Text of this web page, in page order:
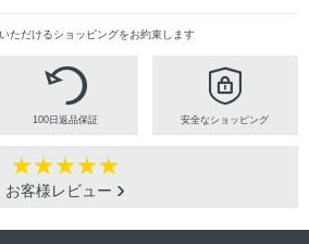
ただけるショッピングをお約束します
100日返品保証 安全なショッピング
お客様レビュー